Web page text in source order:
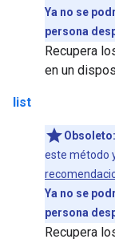
Ya no se
persona
Recupera
en un
list
Obsoleto:
este método
Ya no se
persona
Recupera